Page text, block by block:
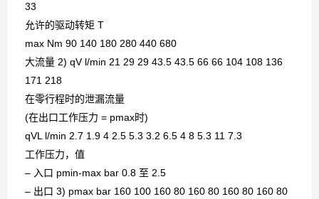
33
允许的驱动转矩 T
max Nm 90 140 180 280 440 680
大流量 2) qV l/min 21 29 29 43.5 43.5 66 66 104 108 136
171 218
在零行程时的泄漏流量
(在出口工作压力 = pmax时)
qVL l/min 2.7 1.9 4 2.5 5.3 3.2 6.5 4 8 5.3 11 7.3
工作压力，值
– 入口 pmin-max bar 0.8 至 2.5
– 出口 3) pmax bar 160 100 160 80 160 80 160 80 160 80